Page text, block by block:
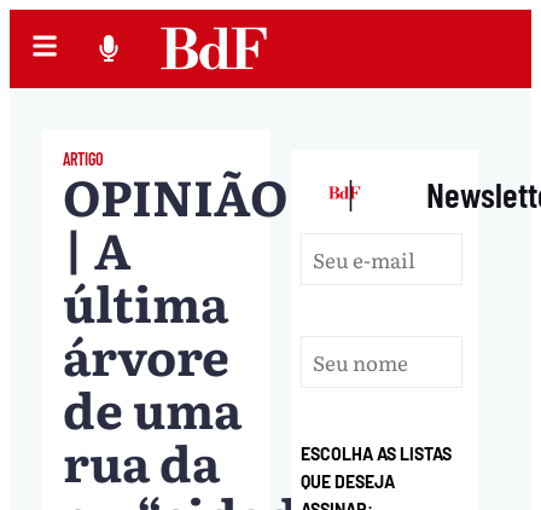
ARTIGO
OPINIÃO
| A
última
árvore
de uma
rua da
|
ESCOLHA AS LISTAS
QUE DESEJA